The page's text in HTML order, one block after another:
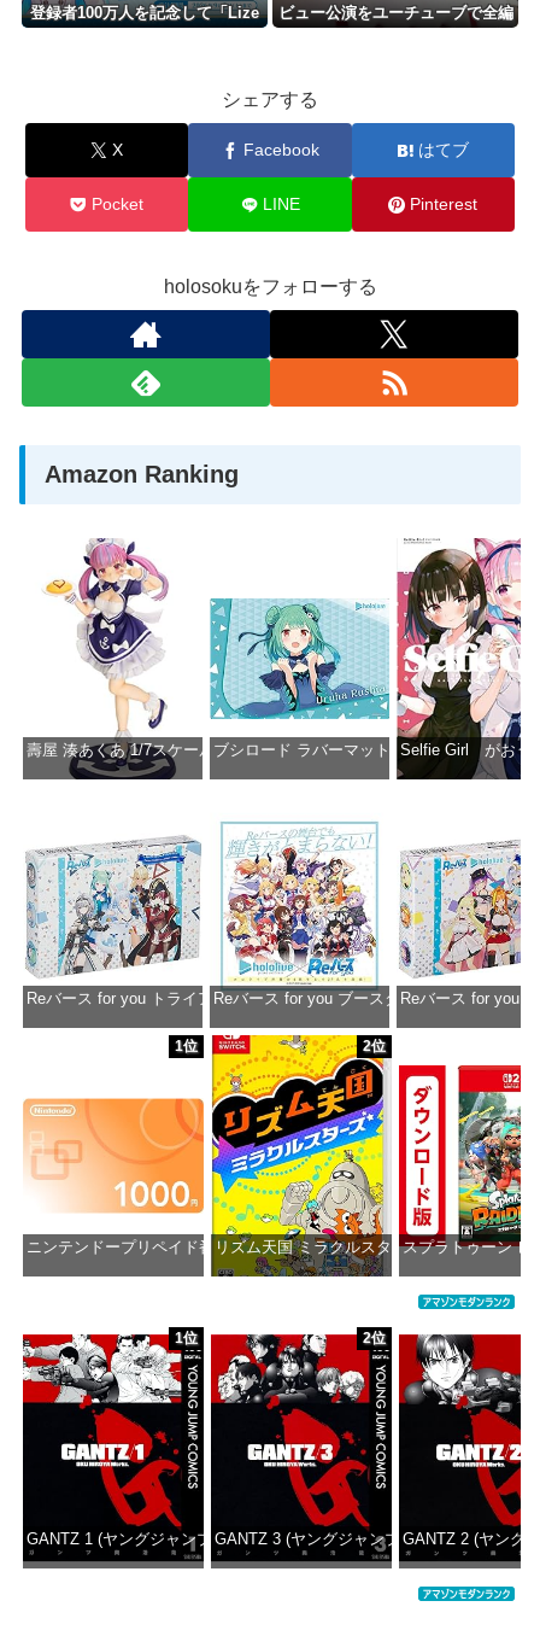
登録者100万人を記念して「Lize
ビュー公演をユーチューブで全編
シェアする
X Facebook はてブ
Pocket LINE Pinterest
holosokuをフォローする
Amazon Ranking
壽屋 湊あくあ 1/7スケール PVC製 塗装済み完成品フィギュア PP942
ブシロード ラバーマットコレクション
Selfie Girl がおう
Reバース for you トライアルデッキ ホロライブプロダクション ver.ホロ
価格：¥1,650
Reバース for you ブースターパック ホロライ
価格：¥2,980
Reバース for you
1位
ニンテンドープリペイド番号 1000円|オンラインコード版
2位
リズム天国 ミラクルスターズ -Switch
スプラトゥーン レ
1位
GANTZ 1 (ヤングジャンプコミックスDIGITAL)
2位
GANTZ 3 (ヤングジャンプコミックス
GANTZ 2 (ヤング